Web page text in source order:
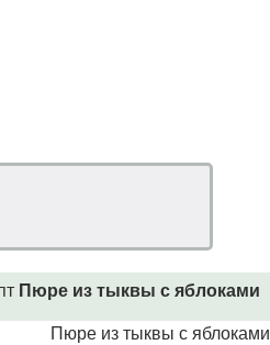
Пюре из тыквы с яблоками
Пюре из тыквы с яблоками